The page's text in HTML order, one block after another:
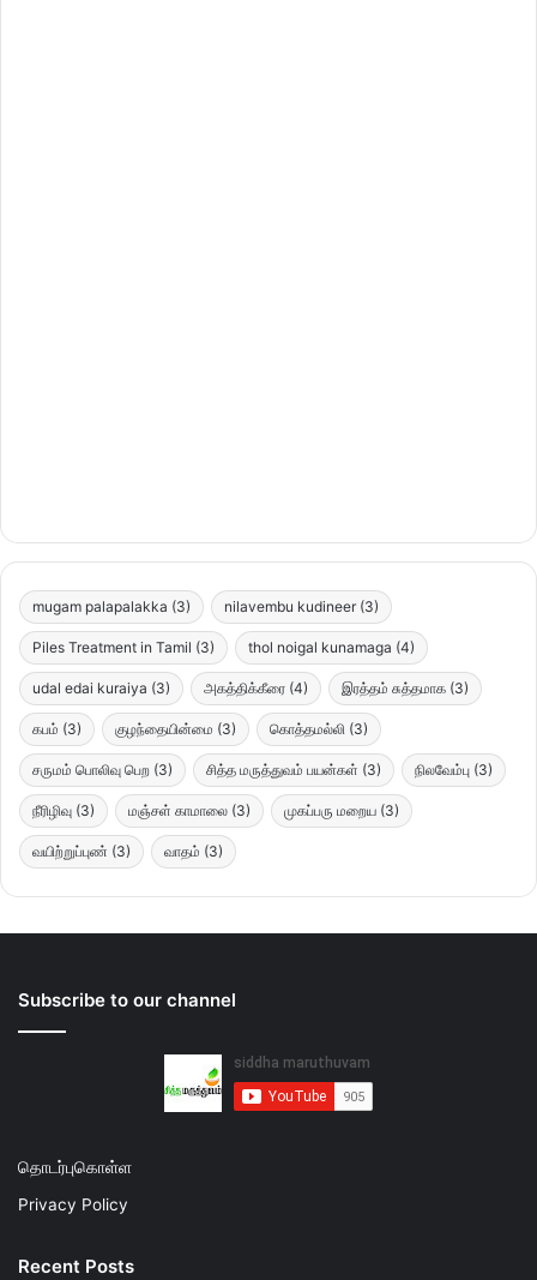
mugam palapalakka (3) nilavembu kudineer (3)
Piles Treatment in Tamil (3) thol noigal kunamaga (4)
udal edai kuraiya (3) அகத்திக்கீரை (4) இரத்தம் சுத்தமாக (3)
கபம் (3) குழந்தையின்மை (3) கொத்தமல்லி (3)
சருமம் பொலிவு பெற (3) சித்த மருத்துவம் பயன்கள் (3) நிலவேம்பு (3)
நீரிழிவு (3) மஞ்சள் காமாலை (3) முகப்பரு மறைய (3)
வயிற்றுப்புண் (3) வாதம் (3)
Subscribe to our channel
தொடர்புகொள்ள
Privacy Policy
Recent Posts